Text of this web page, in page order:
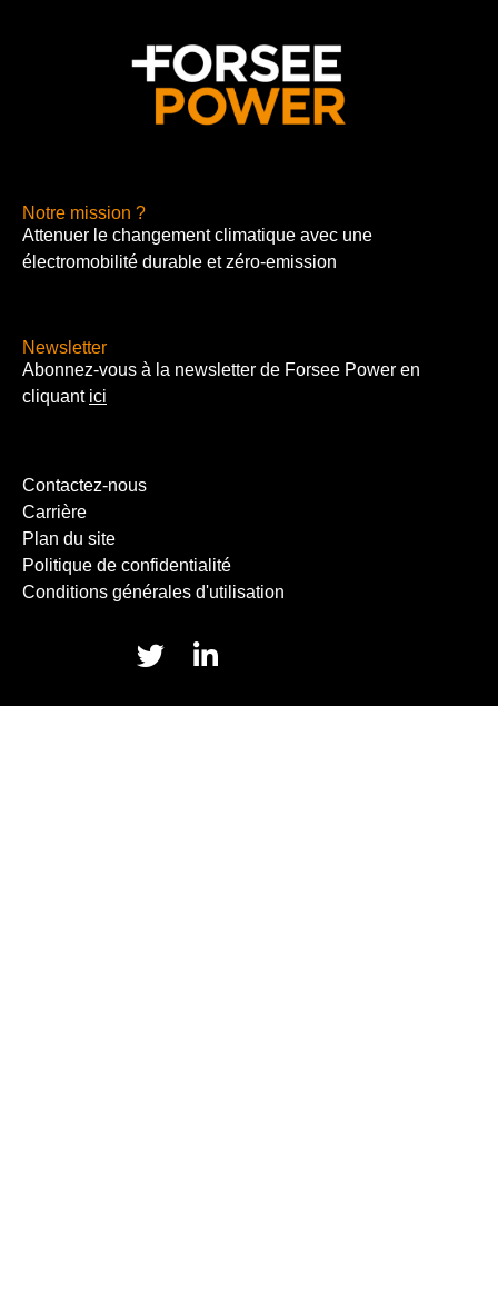
Notre mission ?
Attenuer le changement climatique avec une
électromobilité durable et zéro-emission
Newsletter
Abonnez-vous à la newsletter de Forsee Power en
cliquant ici
Contactez-nous
Carrière
Plan du site
Politique de confidentialité
Conditions générales d'utilisation